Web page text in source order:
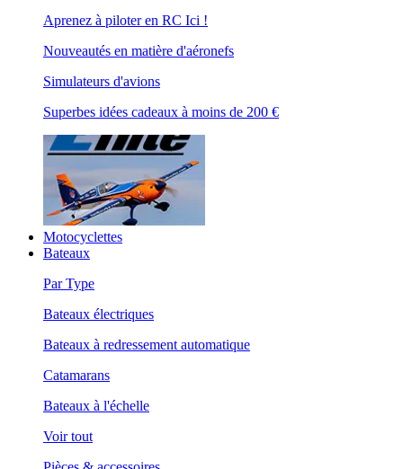
Aprenez à piloter en RC Ici !
Nouveautés en matière d'aéronefs
Simulateurs d'avions
Superbes idées cadeaux à moins de 200 €
Motocyclettes
Bateaux
Par Type
Bateaux électriques
Bateaux à redressement automatique
Catamarans
Bateaux à l'échelle
Voir tout